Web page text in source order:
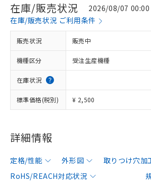
在庫/販売状況
2026/08/07 00:00
在庫/販売状況 ご利用条件
販売状況 販売中
機種区分 受注生産機種
在庫状況
標準価格(税別) ¥ 2,500
詳細情報
定格/性能 外形図 取りつけ穴加
RoHS/REACH対応状況